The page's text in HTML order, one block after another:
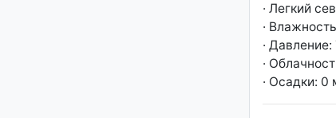
· Легкий
·
·
·
· Осадки: 0